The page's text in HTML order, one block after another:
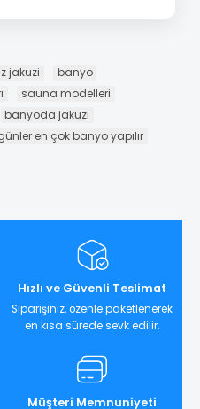
jakuzi
banyo
sauna modelleri
banyoda jakuzi
en çok banyo yapılır
Hızlı ve Güvenli Teslimat
Siparişiniz, özenle paketlenerek
en kısa sürede sevk edilir.
Müşteri Memnuniyeti